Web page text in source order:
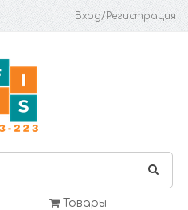
Вход/Регистрация
Товары